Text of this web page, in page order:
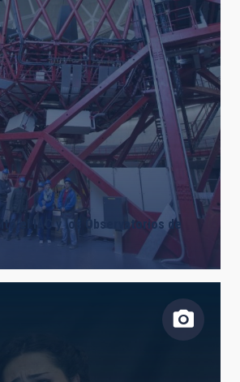
el IAC y los Observatorios de